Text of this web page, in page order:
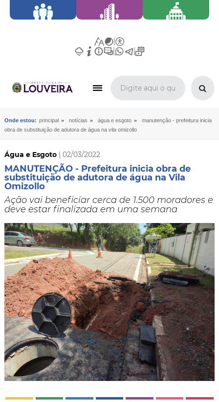
Onde estou: principal » notícias » água e esgoto »
manutenção - prefeitura inicia
obra de substituição de adutora de água na vila omizollo
Água e Esgoto| 02/03/2022
MANUTENÇÃO - Prefeitura inicia obra de
substituição de adutora de água na Vila
Omizollo
Ação vai beneficiar cerca de 1.500 moradores e
deve estar finalizada em uma semana